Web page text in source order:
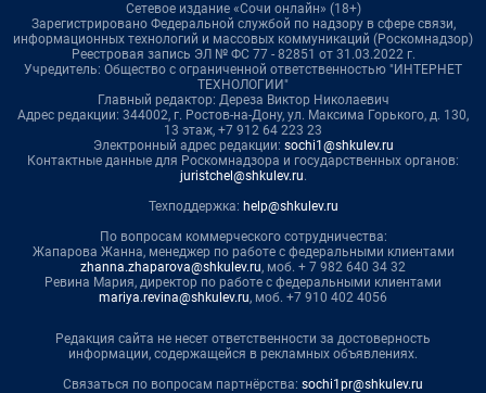
Сетевое издание «Сочи онлайн» (18+)
Зарегистрировано Федеральной службой по надзору в сфере связи,
информационных технологий и массовых коммуникаций (Роскомнадзор)
Реестровая запись ЭЛ № ФС 77 - 82851 от 31.03.2022 г.
Учредитель: Общество с ограниченной ответственностью "ИНТЕРНЕТ
ТЕХНОЛОГИИ"
Главный редактор: Дереза Виктор Николаевич
Адрес редакции: 344002, г. Ростов-на-Дону, ул. Максима Горького, д. 130,
13 этаж, +7 912 64 223 23
Электронный адрес редакции: sochi1@shkulev.ru
Контактные данные для Роскомнадзора и государственных органов:
juristchel@shkulev.ru.
Техподдержка: help@shkulev.ru
По вопросам коммерческого сотрудничества:
Жапарова Жанна, менеджер по работе с федеральными клиентами
zhanna.zhaparova@shkulev.ru, моб. + 7 982 640 34 32
Ревина Мария, директор по работе с федеральными клиентами
mariya.revina@shkulev.ru, моб. +7 910 402 4056
Редакция сайта не несет ответственности за достоверность
информации, содержащейся в рекламных объявлениях.
Связаться по вопросам партнёрства: sochi1pr@shkulev.ru